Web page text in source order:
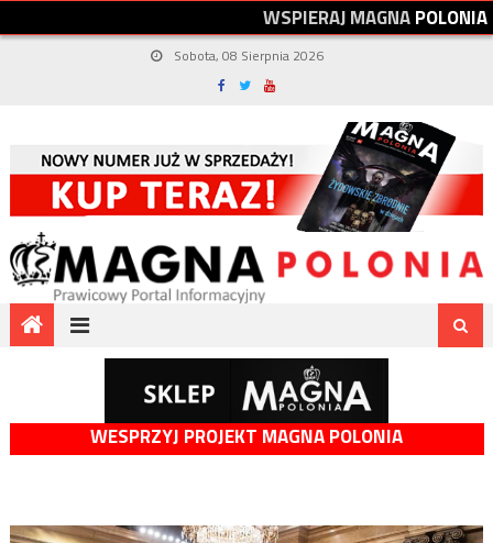
WSPIERAJMAGNAPOLONIA
Sobota, 08 Sierpnia 2026
WESPRZYJ PROJEKT MAGNA POLONIA